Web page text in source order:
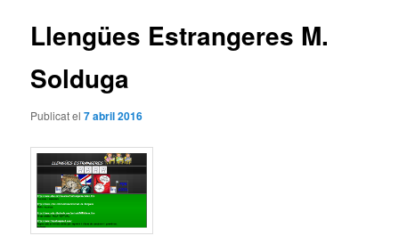
Llengües Estrangeres M.
Solduga
Publicat el7 abril 2016